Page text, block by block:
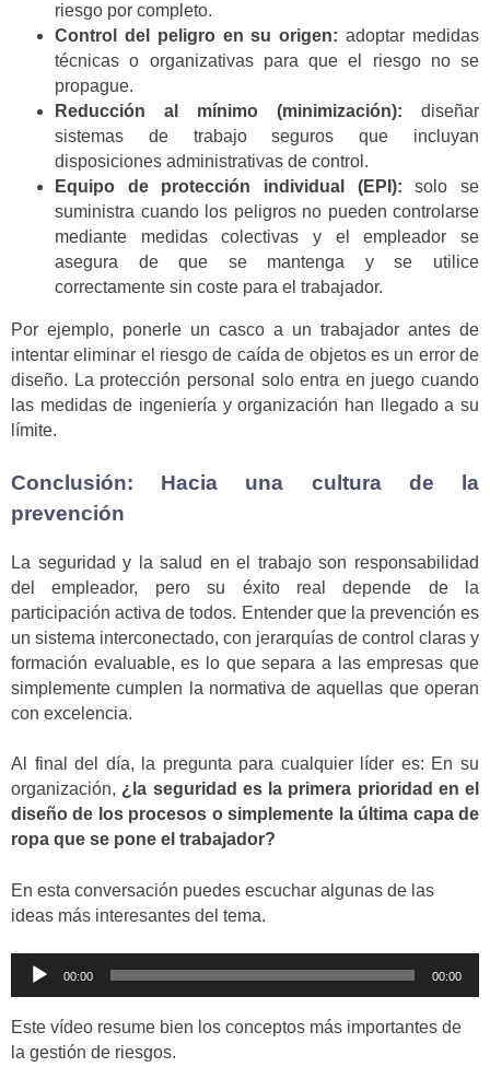
riesgo por completo.
Control del peligro en su origen: adoptar medidas
técnicas o organizativas para que el riesgo no se
propague.
Reducción al mínimo (minimización): diseñar
sistemas de trabajo seguros que incluyan
disposiciones administrativas de control.
Equipo de protección individual (EPI): solo se
suministra cuando los peligros no pueden controlarse
mediante medidas colectivas y el empleador se
asegura de que se mantenga y se utilice
correctamente sin coste para el trabajador.
Por ejemplo, ponerle un casco a un trabajador antes de
intentar eliminar el riesgo de caída de objetos es un error de
diseño. La protección personal solo entra en juego cuando
las medidas de ingeniería y organización han llegado a su
límite.
Conclusión: Hacia una cultura de la
prevención
La seguridad y la salud en el trabajo son responsabilidad
del empleador, pero su éxito real depende de la
participación activa de todos. Entender que la prevención es
un sistema interconectado, con jerarquías de control claras y
formación evaluable, es lo que separa a las empresas que
simplemente cumplen la normativa de aquellas que operan
con excelencia.
Al final del día, la pregunta para cualquier líder es: En su
organización, ¿la seguridad es la primera prioridad en el
diseño de los procesos o simplemente la última capa de
ropa que se pone el trabajador?
En esta conversación puedes escuchar algunas de las
ideas más interesantes del tema.
Reproductor
00:00 00:00
Este vídeo resume bien los conceptos más importantes de
la gestión de riesgos.